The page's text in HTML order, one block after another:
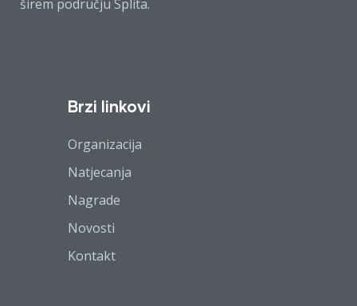
širem području Splita.
Brzi linkovi
Organizacija
Natjecanja
Nagrade
Novosti
Kontakt